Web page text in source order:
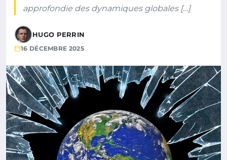
approfondie des dynamiques globales […]
HUGO PERRIN
16 DÉCEMBRE 2025